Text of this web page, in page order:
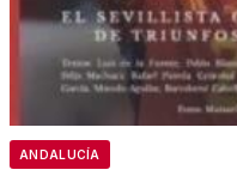
ANDALUCÍA